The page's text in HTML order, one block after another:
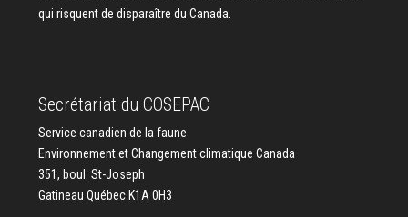
qui risquent de disparaître du Canada.
Secrétariat du COSEPAC
Service canadien de la faune
Environnement et Changement climatique Canada
351, boul. St-Joseph
Gatineau Québec K1A 0H3